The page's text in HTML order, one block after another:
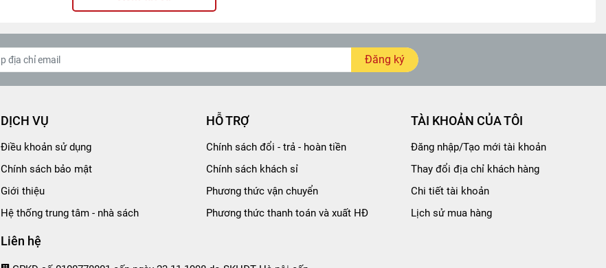
Đăng ký
DỊCH VỤ
Điều khoản sử dụng
Chính sách bảo mật
Giới thiệu
Hệ thống trung tâm - nhà sách
HỖ TRỢ
Chính sách đổi - trả - hoàn tiền
Chính sách khách sỉ
Phương thức vận chuyển
Phương thức thanh toán và xuất HĐ
TÀI KHOẢN CỦA TÔI
Đăng nhập/Tạo mới tài khoản
Thay đổi địa chỉ khách hàng
Chi tiết tài khoản
Lịch sử mua hàng
Liên hệ